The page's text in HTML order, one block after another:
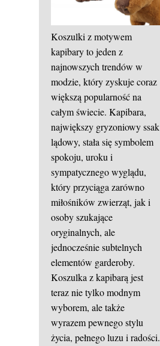
Koszulki z motywem
kapibary to jeden z
najnowszych trendów w
modzie, który zyskuje coraz
większą popularność na
całym świecie. Kapibara,
największy gryzoniowy ssak
lądowy, stała się symbolem
spokoju, uroku i
sympatycznego wyglądu,
który przyciąga zarówno
miłośników zwierząt, jak i
osoby szukające
oryginalnych, ale
jednocześnie subtelnych
elementów garderoby.
Koszulka z kapibarą jest
teraz nie tylko modnym
wyborem, ale także
wyrazem pewnego stylu
życia, pełnego luzu i radości.